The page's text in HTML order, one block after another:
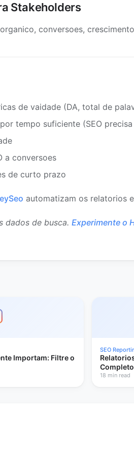
Stakeholders
conversoes,
de vaidade (DA, total de
tempo suficiente (SEO
a conversoes
de curto prazo
automatizam os relatorios
dados de busca. Experimente o
Importam: Filtre o
SEO
18 min read